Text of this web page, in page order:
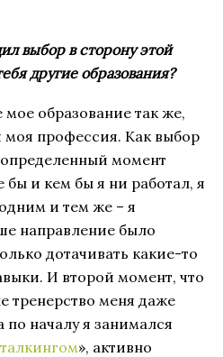
выбор в сторону этой
другие образования?
мое образование так же,
моя профессия. Как выбор
момент
бы и кем бы я ни работал, я
и тем же – я
направление было
дотачивать какие-то
И второй момент, что
тренерство меня даже
по началу я занимался
», активно